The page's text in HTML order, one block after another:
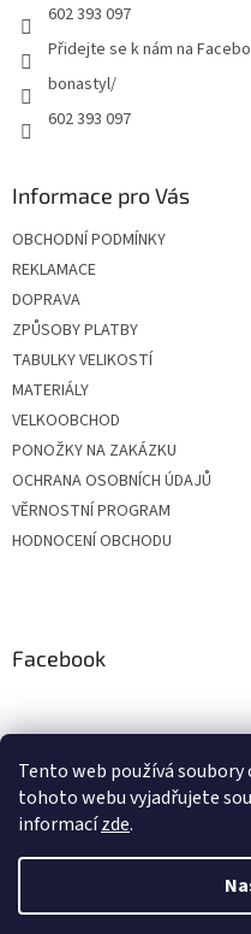
Tento web používá
tohoto webu vyjadřujete
informacízde.
Vážení zákazníci, z důvodu
přijaté v období od 20. do 24.
602 393 097
Přidejte se k nám na
bonastyl/
602 393 097
Informace pro Vás
OBCHODNÍ PODMÍNKY
REKLAMACE
DOPRAVA
ZPŮSOBY PLATBY
TABULKY VELIKOSTÍ
MATERIÁLY
VELKOOBCHOD
PONOŽKY NA ZAKÁZKU
OCHRANA OSOBNÍCH ÚDAJŮ
VĚRNOSTNÍ PROGRAM
HODNOCENÍ OBCHODU
Facebook